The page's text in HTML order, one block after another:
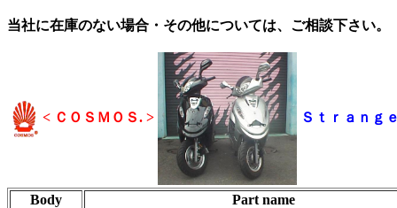
当社に在庫のない場合・その他については、ご相談下さい。
< ＣＯＳＭＯＳ. > Ｓｔｒａｎ
Body Part name